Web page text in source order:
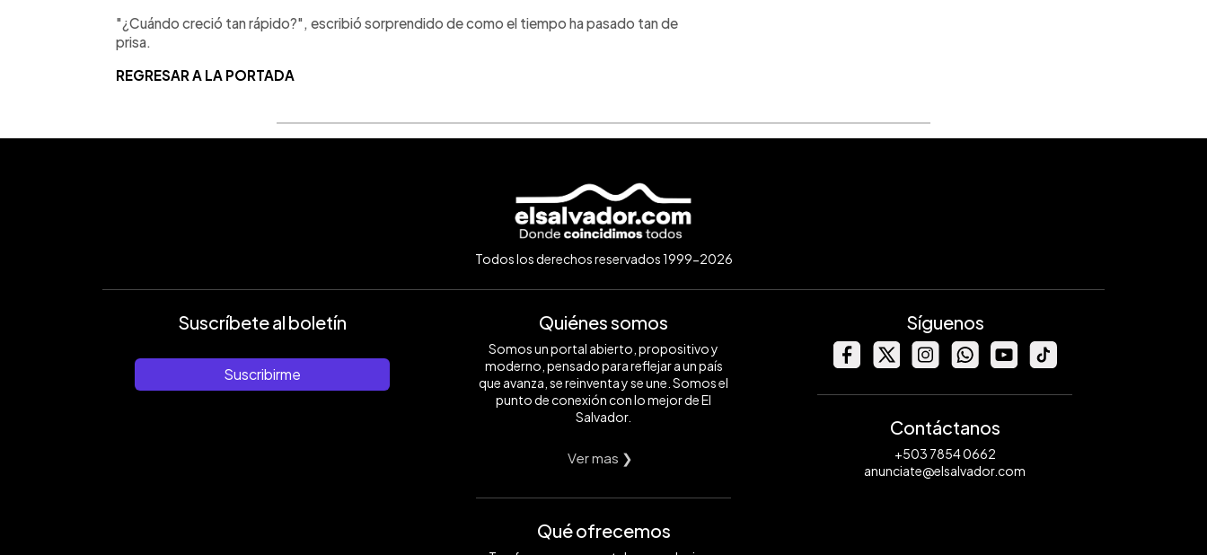
"¿Cuándo creció tan rápido?", escribió sorprendido de como el tiempo ha pasado tan de
prisa.
REGRESAR A LA PORTADA
Todos los derechos reservados 1999-2026
Suscríbete al boletín
Suscribirme
Quiénes somos
Somos un portal abierto, propositivo y
moderno, pensado para reflejar a un país
que avanza, se reinventa y se une. Somos el
punto de conexión con lo mejor de El
Salvador.
Ver mas ❯
Qué ofrecemos
Síguenos
Contáctanos
+503 7854 0662
anunciate@elsalvador.com